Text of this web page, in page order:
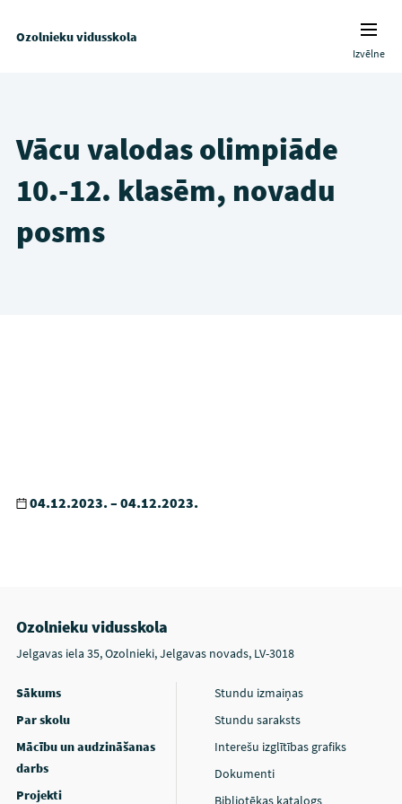
Ozolnieku vidusskola
Izvēlne
Vācu valodas olimpiāde
10.-12. klasēm, novadu
posms
04.12.2023. – 04.12.2023.
Ozolnieku vidusskola
Jelgavas iela 35, Ozolnieki, Jelgavas novads, LV-3018
Sākums
Par skolu
Mācību un audzināšanas
darbs
Projekti
Stundu izmaiņas
Stundu saraksts
Interešu izglītības grafiks
Dokumenti
Bibliotēkas katalogs